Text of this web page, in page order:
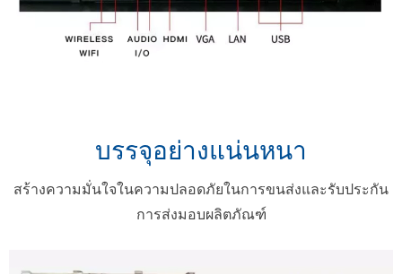
บรรจุอย่างแน่นหนา
สร้างความมั่นใจในความปลอดภัยในการขนส่งและรับประกัน
การส่งมอบผลิตภัณฑ์